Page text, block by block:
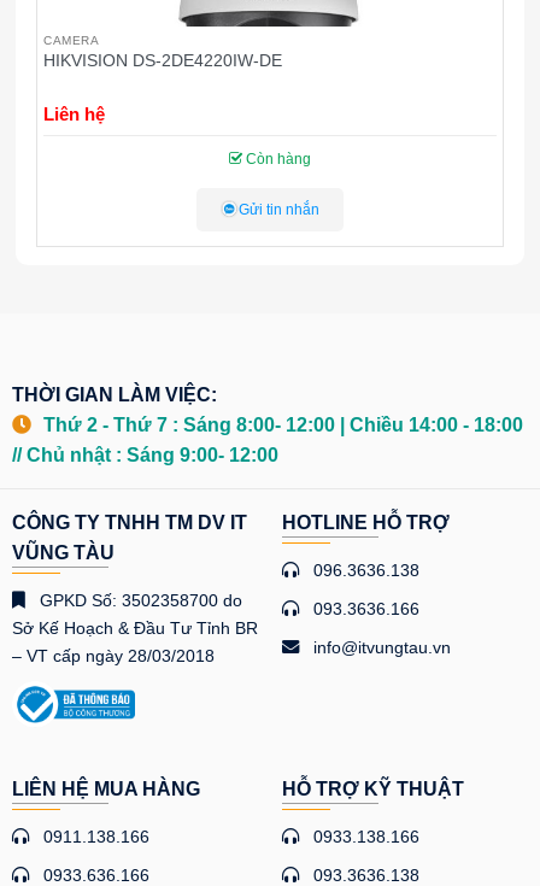
CAMERA
HIKVISION DS-2DE7220IW-AE
Liên hệ
Còn hàng
Gửi tin nhắn
THỜI GIAN LÀM VIỆC:
Thứ 2 - Thứ 7 : Sáng 8:00- 12:00 | Chiều 14:00 - 18:00
// Chủ nhật : Sáng 9:00- 12:00
CÔNG TY TNHH TM DV IT
VŨNG TÀU
GPKD Số: 3502358700 do
Sở Kế Hoạch & Đầu Tư Tỉnh BR
– VT cấp ngày 28/03/2018
HOTLINE HỖ TRỢ
096.3636.138
093.3636.166
info@itvungtau.vn
LIÊN HỆ MUA HÀNG
0911.138.166
0933.636.166
HỖ TRỢ KỸ THUẬT
0933.138.166
093.3636.138